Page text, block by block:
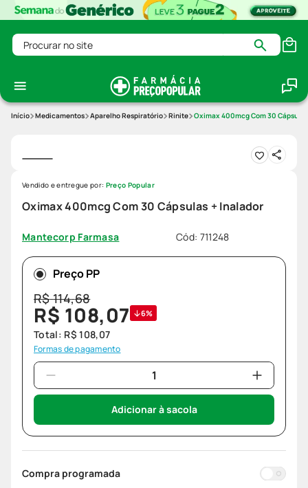
Procurar no site
Medicamentos Aparelho Respiratório Rinite Oximax 400mcg Com 30
Oximax 400mcg Com 30 Cápsulas + Inalador
Mantecorp Farmasa Cód: 711248
Vendido e entregue por: Preço Popular
Preço PP
R$114,68
R$ 108,07 6%
Total: R$ 108,07
Formas de pagamento
Adicionar à sacola
Compra programada